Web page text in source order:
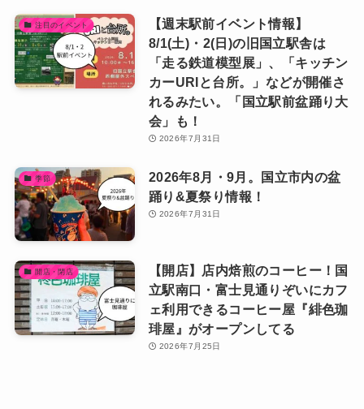
注目のイベント
【週末駅前イベント情報】
8/1(土)・2(日)の旧国立駅舎は
「走る鉄道模型展」、「キッチン
カーURIと台所。」などが開催さ
れるみたい。「国立駅前盆踊り大
会」も！
2026年7月31日
季節
2026年8月・9月。国立市内の盆
踊り&夏祭り情報！
2026年7月31日
開店・閉店
【開店】店内焙煎のコーヒー！国
立駅南口・富士見通りぞいにカフ
ェ利用できるコーヒー屋『緋色珈
琲屋』がオープンしてる
2026年7月25日